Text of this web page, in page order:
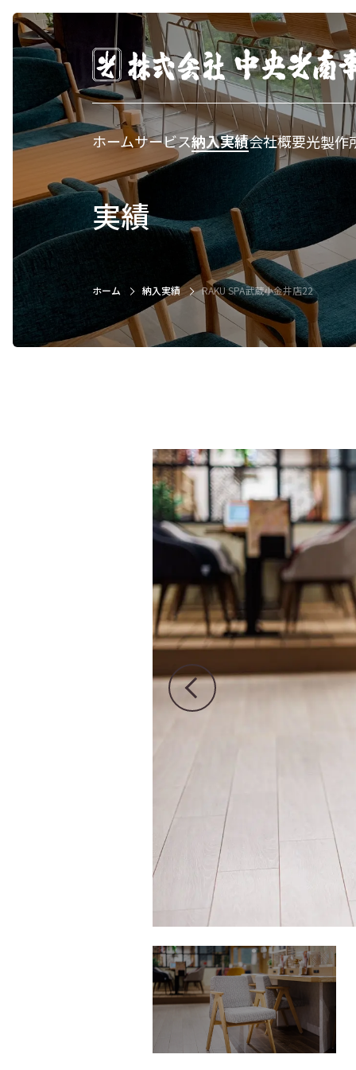
ホームサービス納入実績会社概要光製作
実績
ホーム 納入実績 RAKU SPA武蔵小金井店22